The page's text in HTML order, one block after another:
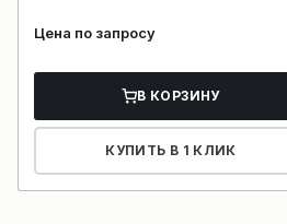
Цена по запросу
В КОРЗИНУ
КУПИТЬ В 1 КЛИК